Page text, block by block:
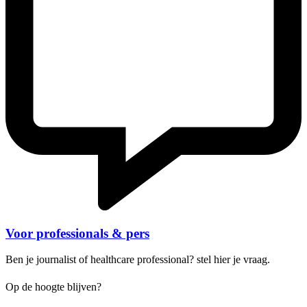
Voor professionals & pers
Ben je journalist of healthcare professional? stel hier je vraag.
Op de hoogte blijven?